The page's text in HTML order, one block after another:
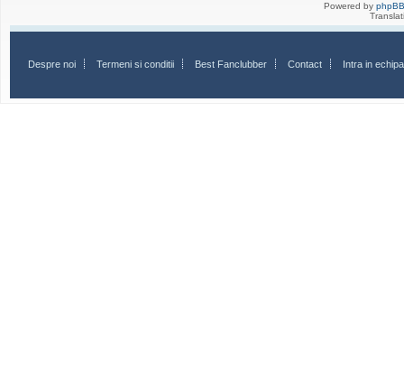
Powered by phpBB
Despre noi Termeni si conditii Best Fanclubber Contact Intra in